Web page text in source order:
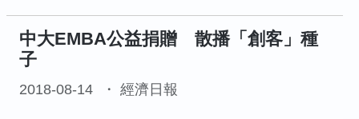
中大EMBA公益捐贈 散播「創客」種
子
2018-08-14 經濟日報